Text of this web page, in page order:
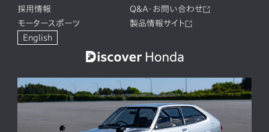
採用情報
Q&A・お問い合わせ
モータースポーツ
製品情報サイト
English